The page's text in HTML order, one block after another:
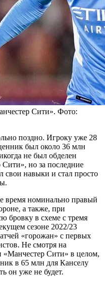
Сити». Фото:
поздно. Игроку уже 28
был около 36 млн
не был обделен
но за последние
свои навыки и стал просто
время номинально правый
а также, при
бровку в схеме с тремя
сезоне 2022/23
«горожан» с первых
Не смотря на
«Манчестер Сити» в целом,
в 65 млн для Канселу
он уже не будет.